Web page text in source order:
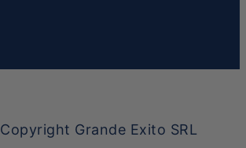
Copyright Grande Exito SRL